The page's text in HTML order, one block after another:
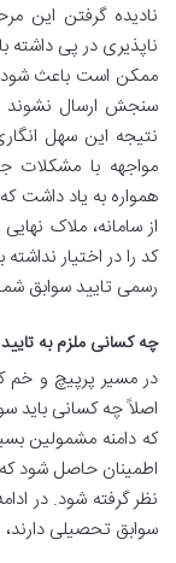
نادیده گرفتن این
ناپذیری در پی
ممکن است باعث شود
سنجش ارسال نشوند و
نتیجه این سهل
مواجهه با مشکلات
همواره به یاد داشت
از سامانه، ملاک
کد را در اختیار
رسمی تایید سوابق
چه کسانی ملزم به
در مسیر پرپیچ و خم
اصلاً چه کسانی باید
که دامنه مشمولین
اطمینان حاصل شود که
نظر گرفته شود. در
سوابق تحصیلی